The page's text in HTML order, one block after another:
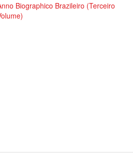
Biographico Brazileiro (Terceiro